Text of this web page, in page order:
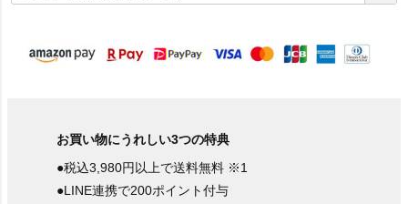
須
お買い物にうれしい3つの特典
●税込3,980円以上で送料無料 ※1
●LINE連携で200ポイント付与